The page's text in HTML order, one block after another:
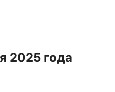
2025 года